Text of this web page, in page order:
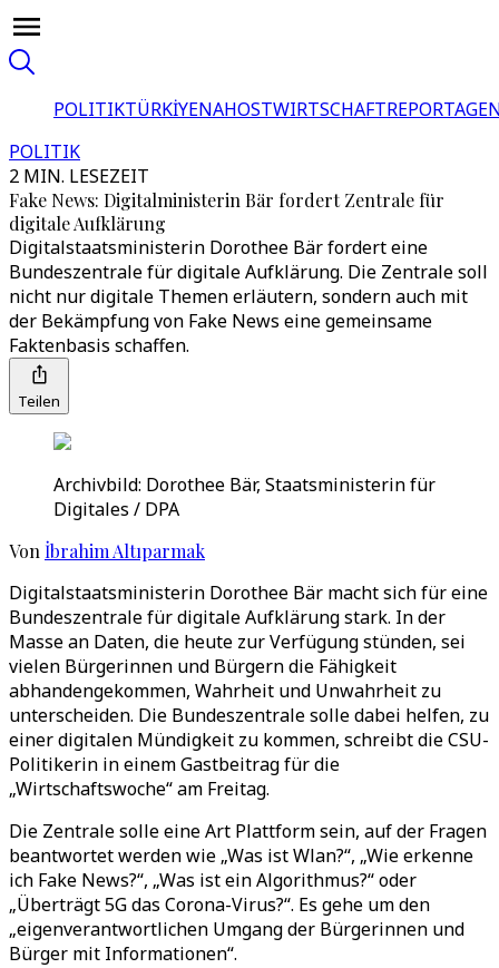
POLITIKTÜRKİYENAHOSTWIRTSCHAFT
POLITIK
2 MIN. LESEZEIT
Fake News: Digitalministerin Bär fordert Zentrale für
digitale Aufklärung
Digitalstaatsministerin Dorothee Bär fordert eine
Bundeszentrale für digitale Aufklärung. Die Zentrale soll
nicht nur digitale Themen erläutern, sondern auch mit
der Bekämpfung von Fake News eine gemeinsame
Faktenbasis schaffen.
Teilen
Archivbild: Dorothee Bär, Staatsministerin für
Digitales / DPA
Von İbrahim Altıparmak
Digitalstaatsministerin Dorothee Bär macht sich für eine
Bundeszentrale für digitale Aufklärung stark. In der
Masse an Daten, die heute zur Verfügung stünden, sei
vielen Bürgerinnen und Bürgern die Fähigkeit
abhandengekommen, Wahrheit und Unwahrheit zu
unterscheiden. Die Bundeszentrale solle dabei helfen, zu
einer digitalen Mündigkeit zu kommen, schreibt die CSU-
Politikerin in einem Gastbeitrag für die
„Wirtschaftswoche“ am Freitag.
Die Zentrale solle eine Art Plattform sein, auf der Fragen
beantwortet werden wie „Was ist Wlan?“, „Wie erkenne
ich Fake News?“, „Was ist ein Algorithmus?“ oder
„Überträgt 5G das Corona-Virus?“. Es gehe um den
„eigenverantwortlichen Umgang der Bürgerinnen und
Bürger mit Informationen“.